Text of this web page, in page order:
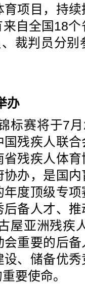
项目，持
自全国18
裁判员分
办
标赛将于7
残疾人联
残疾人体
办，是国
度顶级专
备人才、
屋亚洲残疾
重要的后
、储备优
要使命。